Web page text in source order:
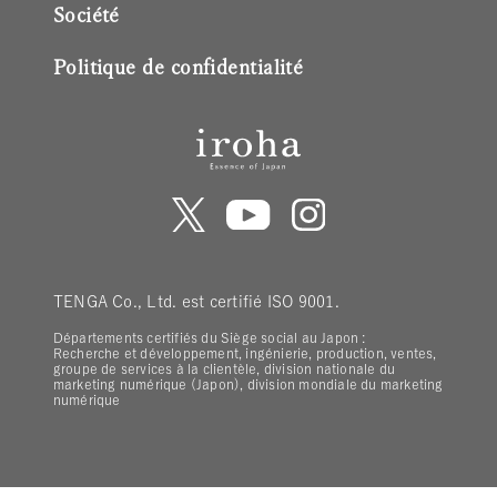
Société
Politique de confidentialité
TENGA Co., Ltd. est certifié ISO 9001.
Départements certifiés du Siège social au Japon :
Recherche et développement, ingénierie, production, ventes,
groupe de services à la clientèle, division nationale du
marketing numérique (Japon), division mondiale du marketing
numérique